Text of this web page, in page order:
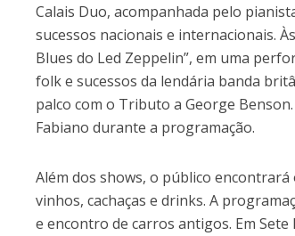
Calais Duo, acompanhada pelo
sucessos nacionais e internacionais.
Blues do Led Zeppelin”, em uma
folk e sucessos da lendária banda
palco com o Tributo a George
Fabiano durante a programação.
Além dos shows, o público
vinhos, cachaças e drinks. A
e encontro de carros antigos. Em